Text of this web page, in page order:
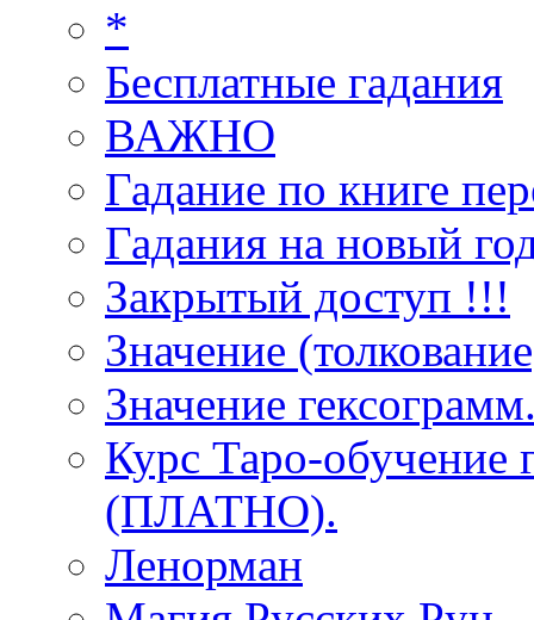
*
Бесплатные гадания
ВАЖНО
Гадание по книге
Гадания на новый
Закрытый доступ !!!
Значение
Значение
Курс Таро-обучение
(ПЛАТНО).
Ленорман